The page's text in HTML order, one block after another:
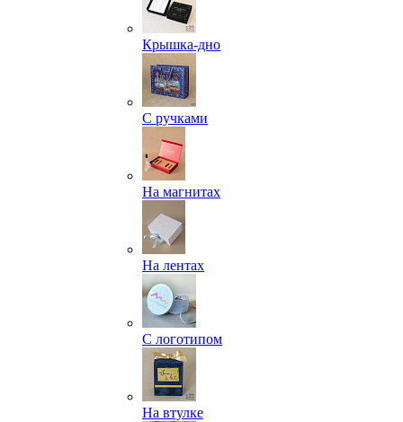
Крышка-дно
С ручками
На магнитах
На лентах
С логотипом
На втулке